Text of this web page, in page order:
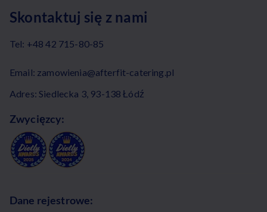
Skontaktuj się z nami
Tel: +48 42 715-80-85
Email: zamowienia@afterfit-catering.pl
Adres: Siedlecka 3, 93-138 Łódź
Zwycięzcy:
Dane rejestrowe: